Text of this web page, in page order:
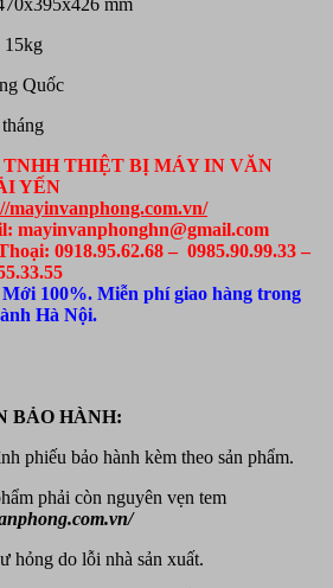
mm
Quốc
TNHH THIỆT BỊ MÁY IN VĂN
YẾN
mayinvanphong.com.vn/
mayinvanphonghn@gmail.com
0918.95.62.68 – 0985.90.99.33 –
100%. Miễn phí giao hàng trong
Hà Nội.
BẢO HÀNH:
bảo hành kèm theo sản phẩm.
phải còn nguyên vẹn tem
do lỗi nhà sản xuất.